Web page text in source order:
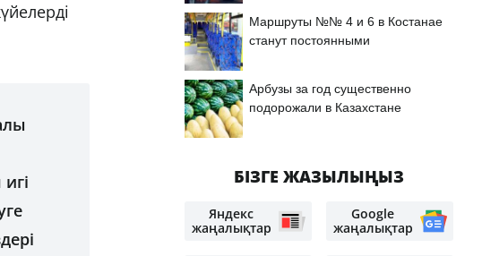
Маршруты №№ 4 и 6 в Костанае
станут постоянными
Арбузы за год существенно
подорожали в Казахстане
БІЗГЕ ЖАЗЫЛЫҢЫЗ
Яндекс
жаңалықтар
Google
жаңалықтар